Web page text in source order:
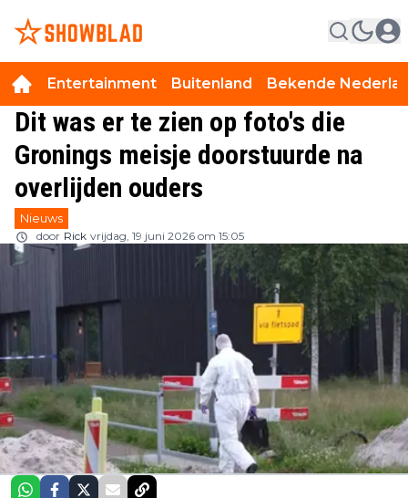
Entertainment Buitenland Bekende
Dit was er te zien op foto's die
Gronings meisje doorstuurde na
overlijden ouders
Nieuws
door Rick vrijdag, 19 juni 2026 om 15:05